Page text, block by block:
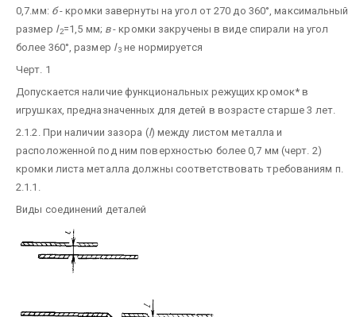
0,7.мм: б- кромки завернуты на угол от 270 до 360°, максимальный
размер l2=1,5 мм; в- кромки закручены в виде спирали на угол
более 360°, размер l3 не нормируется
Черт. 1
Допускается наличие функциональных режущих кромок* в
игрушках, предназначенных для детей в возрасте старше 3 лет.
2.1.2. При наличии зазора (l) между листом металла и
расположенной под ним поверхностью более 0,7 мм (черт. 2)
кромки листа металла должны соответствовать требованиям п.
2.1.1.
Виды соединений деталей